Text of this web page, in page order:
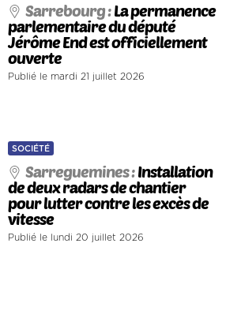
Sarrebourg :La permanence
parlementaire du député
Jérôme End est officiellement
ouverte
Publié le mardi 21 juillet 2026
SOCIÉTÉ
Sarreguemines :Installation
de deux radars de chantier
pour lutter contre les excès de
vitesse
Publié le lundi 20 juillet 2026